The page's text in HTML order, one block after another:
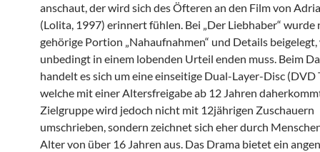
anschaut, der wird sich des Öfteren an den Film von
(Lolita, 1997) erinnert fühlen. Bei „Der Liebhaber“ wurde
gehörige Portion „Nahaufnahmen“ und Details
unbedingt in einem lobenden Urteil enden muss. Beim
handelt es sich um eine einseitige Dual-Layer-Disc (DVD
welche mit einer Altersfreigabe ab 12 Jahren
Zielgruppe wird jedoch nicht mit 12jährigen Zuschauern
umschrieben, sondern zeichnet sich eher durch
Alter von über 16 Jahren aus. Das Drama bietet ein